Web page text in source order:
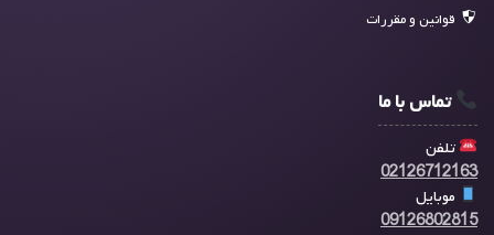
قوانین و مقررات
تماس با ما
تلفن
02126712163
موبایل
09126802815